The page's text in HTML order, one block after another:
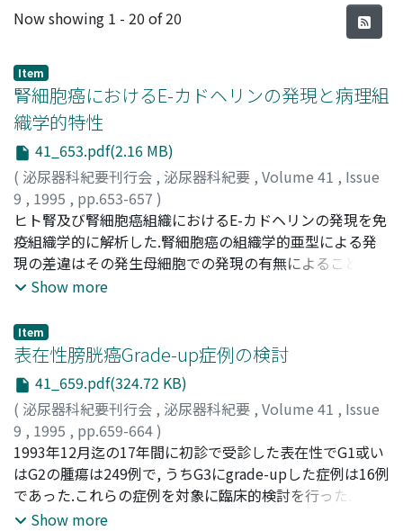
Recent Submissions
Now showing 1 - 20 of 20
Item
腎細胞癌におけるE-カドヘリンの発現と病理組
織学的特性
41_653.pdf(2.16 MB)
( 泌尿器科紀要刊行会 , 泌尿器科紀要 , Volume 41 , Issue
9 , 1995 , pp.653-657 )
金, 鉄雄;筧, 善行;諸井, 誠司;吉田, 修;Jin, Tie-Xing;
Kakehi, Yoshiyuki; Moroi, Seiji;Yoshida, Osamu
ヒト腎及び腎細胞癌組織におけるE-カドヘリンの発現を免
疫組織学的に解析した.腎細胞癌の組織学的亜型による発
現の差違はその発生母細胞での発現の有無によることが示
唆された
Show more
Item
表在性膀胱癌Grade-up症例の検討
41_659.pdf(324.72 KB)
( 泌尿器科紀要刊行会 , 泌尿器科紀要 , Volume 41 , Issue
9 , 1995 , pp.659-664)
野口, 純男;窪田, 吉信;増田, 光伸;執印, 太郎;矢尾, 正祐;
穂坂, 正彦;Noguchi, Sumio;Kubota, Yoshinobu;
Masuda, Mitsunobu;Shuin, Taro;Yao, Masahiro; Hosaka,
Masahiko
1993年12月迄の17年間に初診で受診した表在性でG1或い
はG2の腫瘍は249例で, うちG3にgrade-upした症例は16例
であった.これらの症例を対象に臨床的検討を行った.
1)Grade-up腫瘍は非乳頭状広基性で浸潤性の腫瘍として
Show more